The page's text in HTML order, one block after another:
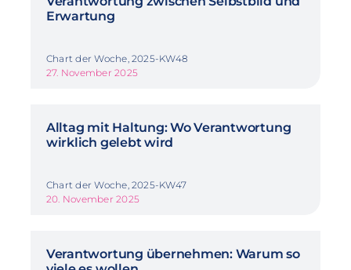
Erwartung
Chart der Woche, 2025-KW48
27. November 2025
Alltag mit Haltung: Wo Verantwortung
wirklich gelebt wird
Chart der Woche, 2025-KW47
20. November 2025
Verantwortung übernehmen: Warum so